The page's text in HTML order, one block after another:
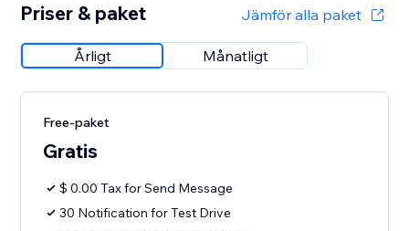
Priser & paket Jämför alla paket
Årligt Månatligt
Free-paket
Gratis
$ 0.00 Tax for Send Message
30 Notification for Test Drive